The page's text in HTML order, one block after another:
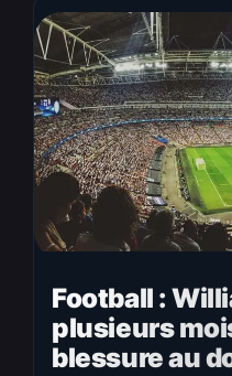
Football :
plusieurs
blessure au